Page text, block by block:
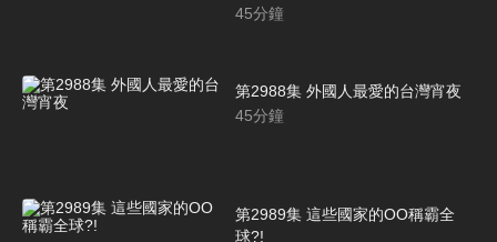
45分鐘
第2988集 外國人最愛的台灣宵夜
45分鐘
第2989集 這些國家的OO稱霸全
球?!